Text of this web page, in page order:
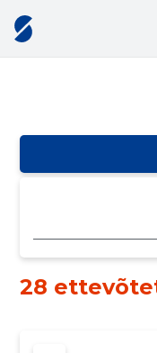
28